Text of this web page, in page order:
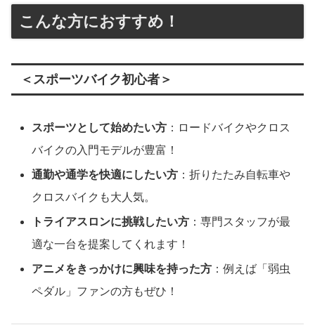
こんな方におすすめ！
＜スポーツバイク初心者＞
スポーツとして始めたい方 ：ロードバイクやクロス
バイクの入門モデルが豊富！
通勤や通学を快適にしたい方 ：折りたたみ自転車や
クロスバイクも大人気。
トライアスロンに挑戦したい方 ：専門スタッフが最
適な一台を提案してくれます！
アニメをきっかけに興味を持った方 ：例えば「弱虫
ペダル」ファンの方もぜひ！